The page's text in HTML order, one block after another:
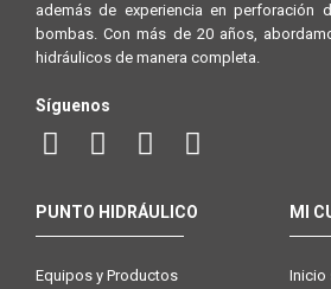
además de experiencia en perforación
bombas. Con más de 20 años,
hidráulicos de manera completa.
Síguenos
PUNTO HIDRÁULICO
Equipos y Productos
MI
Inicio